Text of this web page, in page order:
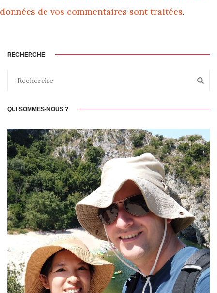
données de vos commentaires sont traitées.
RECHERCHE
QUI SOMMES-NOUS ?